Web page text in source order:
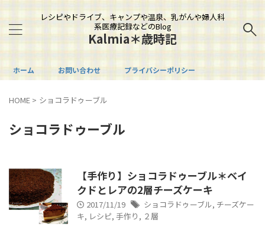
レシピやドライブ、キャンプや温泉、乳がんや婦人科
系医療記録などのBlog
Kalmia＊歳時記
ホーム お問い合わせ プライバシーポリシー
HOME > ショコラドゥーブル
ショコラドゥーブル
【手作り】ショコラドゥーブル＊ベイ
クドとレアの2層チーズケーキ
2017/11/19 ショコラドゥーブル, チーズケー
キ, レシピ, 手作り , ２層